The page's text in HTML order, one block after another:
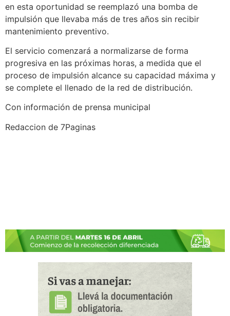
en esta oportunidad se reemplazó una bomba de
impulsión que llevaba más de tres años sin recibir
mantenimiento preventivo.
El servicio comenzará a normalizarse de forma
progresiva en las próximas horas, a medida que el
proceso de impulsión alcance su capacidad máxima y
se complete el llenado de la red de distribución.
Con información de prensa municipal
Redaccion de 7Paginas